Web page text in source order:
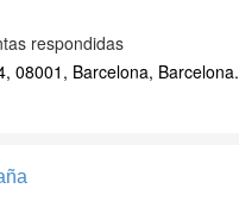
respondidas
08001, Barcelona, Barcelona.